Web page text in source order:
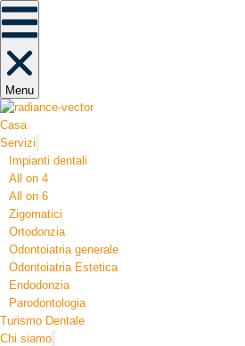
Menu
Casa
Servizi
Impianti dentali
All on 4
All on 6
Zigomatici
Ortodonzia​
Odontoiatria generale
Odontoiatria Estetica
Endodonzia
Parodontologia
Turismo Dentale
Chi siamo